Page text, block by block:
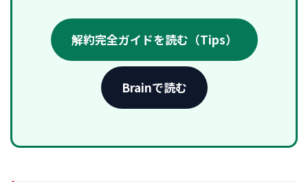
解約完全ガイドを読む（Tips）
Brainで読む